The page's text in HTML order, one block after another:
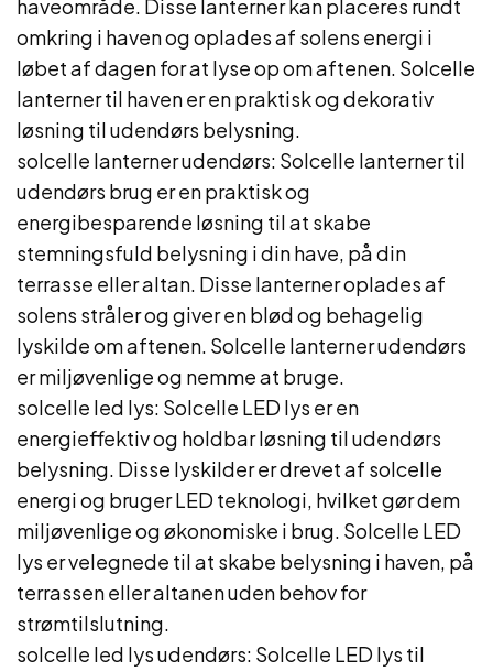
haveområde. Disse lanterner kan placeres rundt
omkring i haven og oplades af solens energi i
løbet af dagen for at lyse op om aftenen. Solcelle
lanterner til haven er en praktisk og dekorativ
løsning til udendørs belysning.
solcelle lanterner udendørs: Solcelle lanterner til
udendørs brug er en praktisk og
energibesparende løsning til at skabe
stemningsfuld belysning i din have, på din
terrasse eller altan. Disse lanterner oplades af
solens stråler og giver en blød og behagelig
lyskilde om aftenen. Solcelle lanterner udendørs
er miljøvenlige og nemme at bruge.
solcelle led lys: Solcelle LED lys er en
energieffektiv og holdbar løsning til udendørs
belysning. Disse lyskilder er drevet af solcelle
energi og bruger LED teknologi, hvilket gør dem
miljøvenlige og økonomiske i brug. Solcelle LED
lys er velegnede til at skabe belysning i haven, på
terrassen eller altanen uden behov for
strømtilslutning.
solcelle led lys udendørs: Solcelle LED lys til